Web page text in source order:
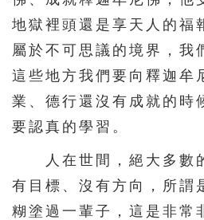
地獄裡頭還是享天人的福
屬於不可思議的境界，我
這些地方我們要向釋迦牟
業、德行還沒有成就的時
要認真的學習。
人在世間，絕大多數
有目標、沒有方向，所謂
糊塗過一輩子，這是非常